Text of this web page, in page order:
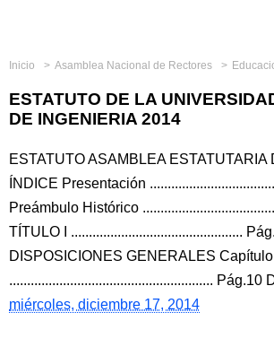
Inicio Asamblea Nacional de Rectores
ESTATUTO DE LA
DE INGENIERIA 2014
ESTATUTO ASAMBLEA ESTATUTARIA
ÍNDICE Presentación
Preámbulo Histórico
TÍTULO I ................................................
DISPOSICIONES GENERALES Capítulo
......................................................... Pág.10
miércoles, diciembre 17, 2014